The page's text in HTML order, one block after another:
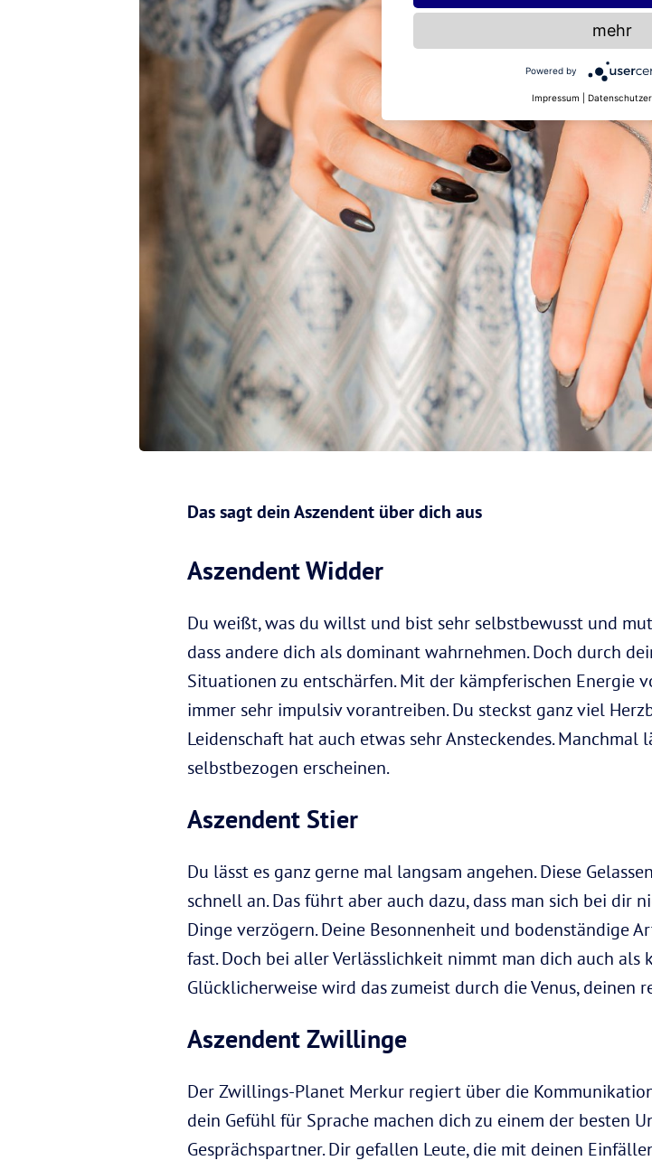
Das sagt dein Aszendent über dich aus
Aszendent Widder
Du weißt, was du willst und bist sehr selbstbewusst und
dass andere dich als dominant wahrnehmen. Doch durch
Situationen zu entschärfen. Mit der kämpferischen Energie
immer sehr impulsiv vorantreiben. Du steckst ganz viel
Leidenschaft hat auch etwas sehr Ansteckendes.
selbstbezogen erscheinen.
Aszendent Stier
Du lässt es ganz gerne mal langsam angehen. Diese
schnell an. Das führt aber auch dazu, dass man sich bei
Dinge verzögern. Deine Besonnenheit und bodenständige
fast. Doch bei aller Verlässlichkeit nimmt man dich auch
Glücklicherweise wird das zumeist durch die Venus, deinen
Aszendent Zwillinge
Der Zwillings-Planet Merkur regiert über die
dein Gefühl für Sprache machen dich zu einem der besten
Gesprächspartner. Dir gefallen Leute, die mit deinen
mehr
Powered by
Impressum